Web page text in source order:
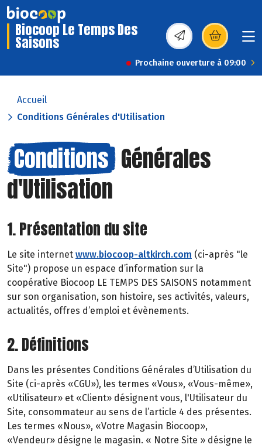
Biocoop Le Temps Des
Saisons (s’ouvre dans une
Prochaine ouverture à 09:00
Accueil
Conditions Générales d'Utilisation
Conditions Générales
d'Utilisation
1. Présentation du site
Le site internet www.biocoop-altkirch.com (ci-après "le
Site") propose un espace d’information sur la
coopérative Biocoop LE TEMPS DES SAISONS notamment
sur son organisation, son histoire, ses activités, valeurs,
actualités, offres d’emploi et évènements.
2. Définitions
Dans les présentes Conditions Générales d’Utilisation du
Site (ci-après «CGU»), les termes «Vous», «Vous-même»,
«Utilisateur» et «Client» désignent vous, l'Utilisateur du
Site, consommateur au sens de l’article 4 des présentes.
Les termes «Nous», «Votre Magasin Biocoop»,
«Vendeur» désigne le magasin. « Notre Site » désigne le